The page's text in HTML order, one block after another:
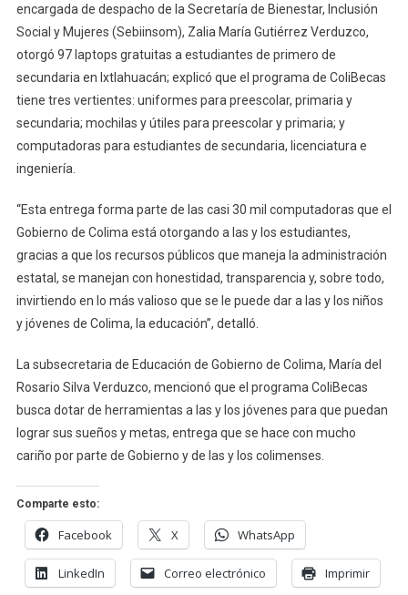
Secundaria
En
Recibieron
Sus
encargada de despacho de la Secretaría de Bienestar, Inclusión
Social y Mujeres (Sebiinsom), Zalia María Gutiérrez Verduzco,
otorgó 97 laptops gratuitas a estudiantes de primero de
secundaria en Ixtlahuacán; explicó que el programa de ColiBecas
tiene tres vertientes: uniformes para preescolar, primaria y
secundaria; mochilas y útiles para preescolar y primaria; y
computadoras para estudiantes de secundaria, licenciatura e
ingeniería.
“Esta entrega forma parte de las casi 30 mil computadoras que el
Gobierno de Colima está otorgando a las y los estudiantes,
gracias a que los recursos públicos que maneja la administración
estatal, se manejan con honestidad, transparencia y, sobre todo,
invirtiendo en lo más valioso que se le puede dar a las y los niños
y jóvenes de Colima, la educación”, detalló.
La subsecretaria de Educación de Gobierno de Colima, María del
Rosario Silva Verduzco, mencionó que el programa ColiBecas
busca dotar de herramientas a las y los jóvenes para que puedan
lograr sus sueños y metas, entrega que se hace con mucho
cariño por parte de Gobierno y de las y los colimenses.
Comparte esto:
Facebook X WhatsApp
LinkedIn Correo electrónico Imprimir